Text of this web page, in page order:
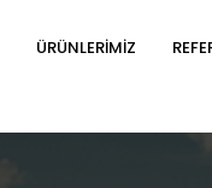
ÜRÜNLERİMİZ